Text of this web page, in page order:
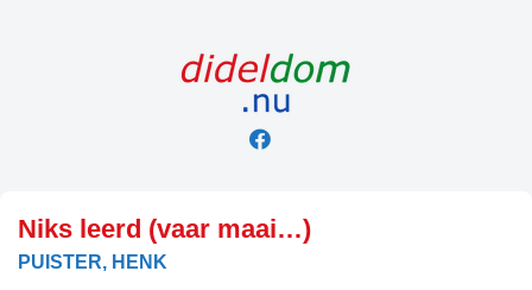
Niks leerd (vaar maai…)
PUISTER, HENK